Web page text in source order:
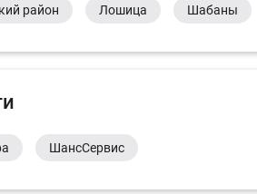
район Лошица Шабаны
ШансСервис